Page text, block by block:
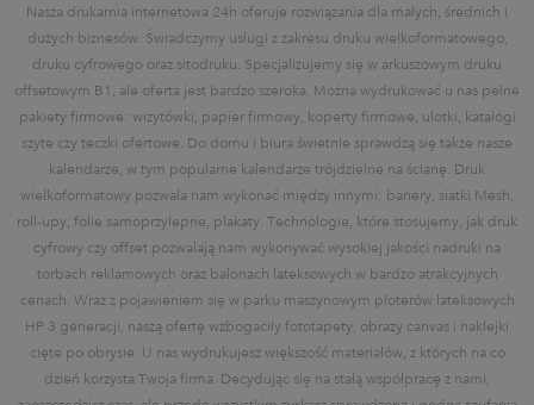
Nasza drukarnia internetowa 24h oferuje rozwiązania dla małych, średnich i
dużych biznesów. Świadczymy usługi z zakresu druku wielkoformatowego,
druku cyfrowego oraz sitodruku. Specjalizujemy się w arkuszowym druku
offsetowym B1, ale oferta jest bardzo szeroka. Można wydrukować u nas pełne
pakiety firmowe: wizytówki, papier firmowy, koperty firmowe, ulotki, katalogi
szyte czy teczki ofertowe. Do domu i biura świetnie sprawdzą się także nasze
kalendarze, w tym popularne kalendarze trójdzielne na ścianę. Druk
wielkoformatowy pozwala nam wykonać między innymi: banery, siatki Mesh,
roll-upy, folie samoprzylepne, plakaty. Technologie, które stosujemy, jak druk
cyfrowy czy offset pozwalają nam wykonywać wysokiej jakości nadruki na
torbach reklamowych oraz balonach lateksowych w bardzo atrakcyjnych
cenach. Wraz z pojawieniem się w parku maszynowym ploterów lateksowych
HP 3 generacji, naszą ofertę wzbogaciły fototapety, obrazy canvas i naklejki
cięte po obrysie. U nas wydrukujesz większość materiałów, z których na co
dzień korzysta Twoja firma. Decydując się na stałą współpracę z nami,